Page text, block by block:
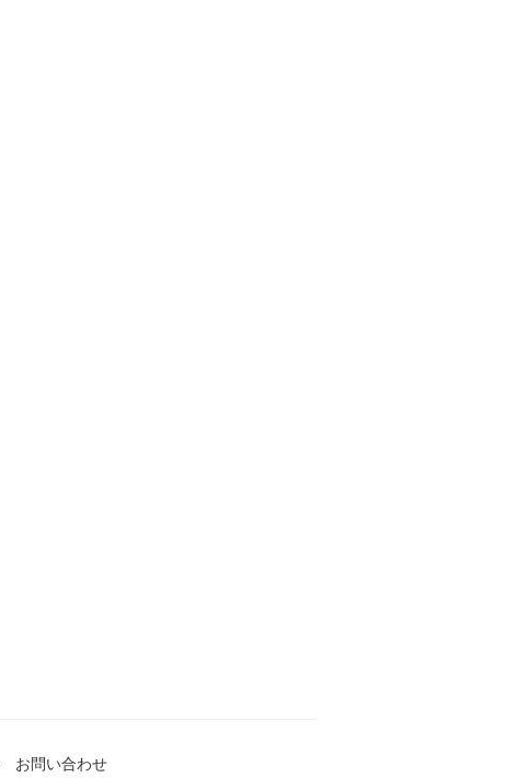
お問い合わせ